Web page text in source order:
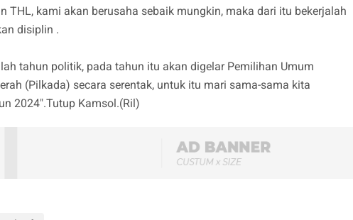
THL, kami akan berusaha sebaik mungkin, maka dari itu bekerjalah
disiplin .
tahun politik, pada tahun itu akan digelar Pemilihan Umum
(Pilkada) secara serentak, untuk itu mari sama-sama kita
2024".Tutup Kamsol.(Ril)